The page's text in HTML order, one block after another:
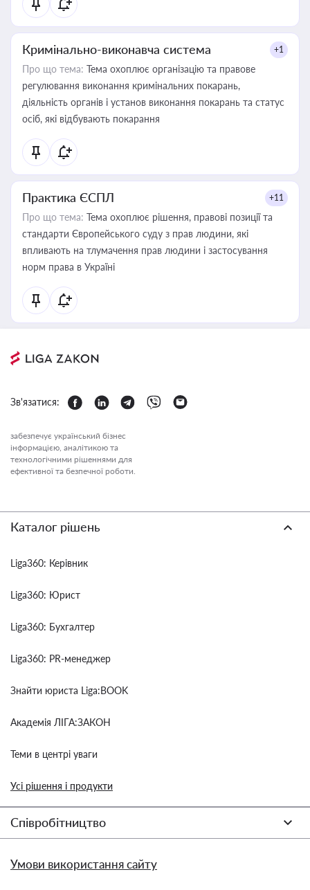
Кримінально-виконавча система +1
Про що тема: Тема охоплює організацію та правове
регулювання виконання кримінальних покарань,
діяльність органів і установ виконання покарань та статус
осіб, які відбувають покарання
Практика ЄСПЛ +11
Про що тема: Тема охоплює рішення, правові позиції та
стандарти Європейського суду з прав людини, які
впливають на тлумачення прав людини і застосування
норм права в Україні
Зв'язатися:
забезпечує український бізнес
інформацією, аналітикою та
технологічними рішеннями для
ефективної та безпечної роботи.
Каталог рішень
Liga360: Керівник
Liga360: Юрист
Liga360: Бухгалтер
Liga360: PR-менеджер
Знайти юриста Liga:BOOK
Академія ЛІГА:ЗАКОН
Теми в центрі уваги
Усі рішення і продукти
Співробітництво
Умови використання сайту